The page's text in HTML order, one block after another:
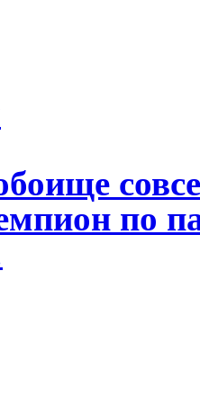
по